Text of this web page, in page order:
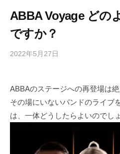
ABBA Voyage どの
ですか？
2022年5月27日
i
g
i
の
コ
メ
ABBAのステージへの再登場は
その場にいないバンドのライブ
は、一体どうしたらよいのでし